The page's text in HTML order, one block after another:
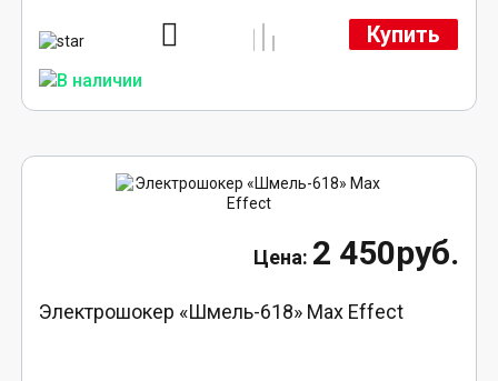
Купить
2 450руб.
Электрошокер «Шмель-618» Max Effect